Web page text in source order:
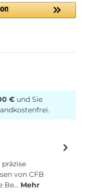
€ und Sie
von CFB
Be… Mehr